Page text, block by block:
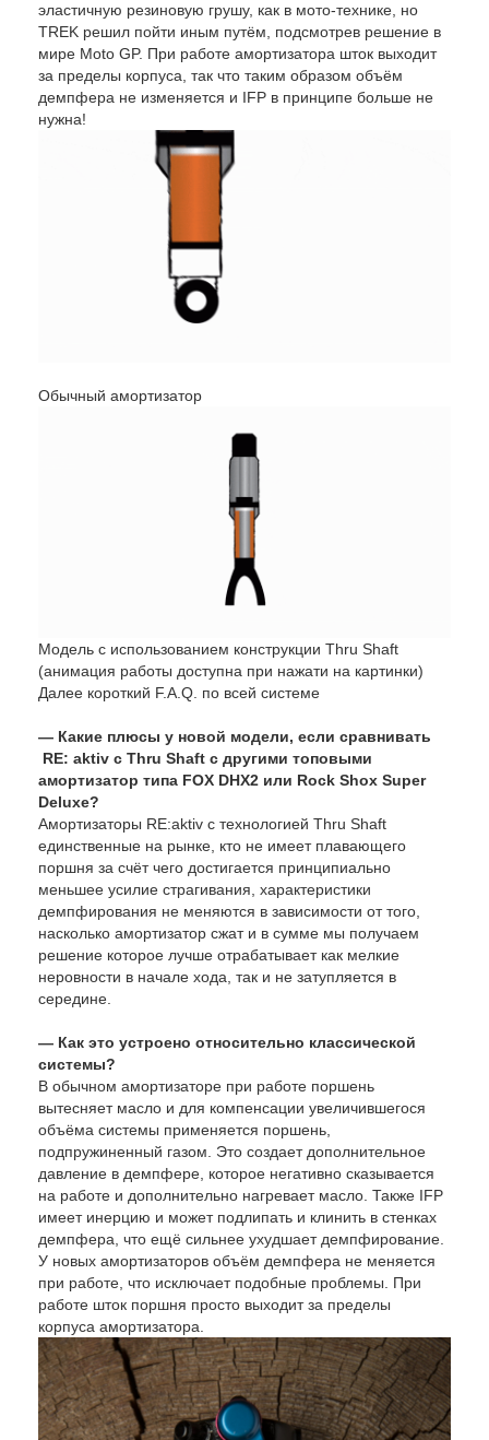
эластичную резиновую грушу, как в мото-технике, но
TREK решил пойти иным путём, подсмотрев решение в
миpе Moto GP. При работе амортизатора шток выходит
за пределы корпуса, так что таким образом объём
демпфера не изменяется и IFP в принципе больше не
нужна!
Обычный амортизатор
Модель с использованием конструкции Thru Shaft
(анимация работы доступна при нажати на картинки)
Далее короткий F.A.Q. по всей системе
— Какие плюсы у новой модели, если сравнивать
RE: aktiv с Thru Shaft с другими топовыми
амортизатор типа FOX DHX2 или Rock Shox Super
Deluxe?
Амортизаторы RE:aktiv с технологией Thru Shaft
единственные на рынке, кто не имеет плавающего
поршня за счёт чего достигается принципиально
меньшее усилие страгивания, характеристики
демпфирования не меняются в зависимости от того,
насколько амортизатор сжат и в сумме мы получаем
решение которое лучше отрабатывает как мелкие
неровности в начале хода, так и не затупляется в
середине.
— Как это устроено относительно классической
системы?
В обычном амортизаторе при работе поршень
вытесняет масло и для компенсации увеличившегося
объёма системы применяется поршень,
подпружиненный газом. Это создает дополнительное
давление в демпфере, которое негативно сказывается
на работе и дополнительно нагревает масло. Также IFP
имеет инерцию и может подлипать и клинить в стенках
демпфера, что ещё сильнее ухудшает демпфирование.
У новых амортизаторов объём демпфера не меняется
при работе, что исключает подобные проблемы. При
работе шток поршня просто выходит за пределы
корпуса амортизатора.